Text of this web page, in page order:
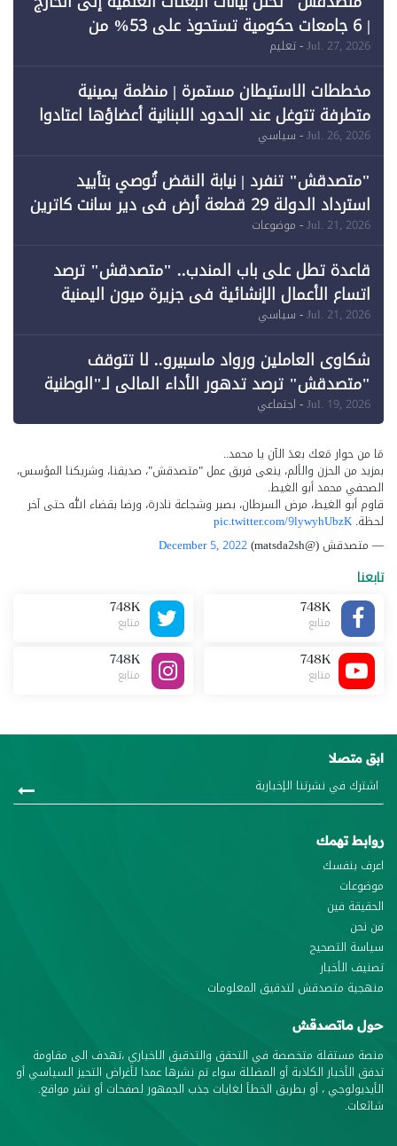
| 6 جامعات حكومية تستحوذ على 53% من
Jul. 27, 2026- تعليم
مخططات الاستيطان مستمرة | منظمة يمينية
متطرفة تتوغل عند الحدود اللبنانية أعضاؤها اعتادوا
خرق الحدود
Jul. 26, 2026- سياسي
"متصدقش" تنفرد | نيابة النقض تُوصي بتأييد
استرداد الدولة 29 قطعة أرض في دير سانت كاترين
وقبول طعن الحكومة جزئيًا (1)
Jul. 21, 2026- موضوعات
قاعدة تطل على باب المندب.. "متصدقش" ترصد
اتساع الأعمال الإنشائية في جزيرة ميون اليمنية
Jul. 21, 2026- سياسي
شكاوى العاملين ورواد ماسبيرو.. لا تتوقف
"متصدقش" ترصد تدهور الأداء المالي لـ"الوطنية
للإعلام"
Jul. 19, 2026- اجتماعي
مَا من حوار مَعك بعدَ الآن يا محمد..
بمزيد من الحزن والألم، ينعى فريق عمل "متصدقش"، صديقنا، وشريكنا المؤسس،
الصحفي محمد أبو الغيط.
قاوم أبو الغيط، مرض السرطان، بصبر وشجاعة نادرة، ورضا بقضاء الله حتى آخر
لحظة. pic.twitter.com/9lywyhUbzK
— متصدقش (@matsda2sh)
December 5, 2022
تابعنا
748K
متابع
748K
متابع
748K
متابع
748K
متابع
ابق متصلا
روابط تهمك
اعرف بنفسك
موضوعات
الحقيقة فين
من نحن
سياسة التصحيح
تصنيف الأخبار
منهجية متصدقش لتدقيق المعلومات
حول ماتصدقش
منصة مستقلة متخصصة في التحقق والتدقيق الاخباري ،تهدف الى مقاومة
تدفق الأخبار الكاذبة أو المضللة سواء تم نشرها عمدا لأغراض التحيز السياسي أو
الأيديولوجي ، أو بطريق الخطأ لغايات جذب الجمهور لصفحات أو نشر مواقع.
شائعات.